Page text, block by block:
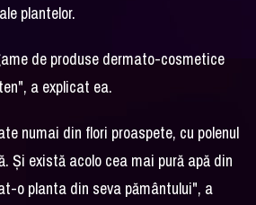
plantelor.
de produse dermato-cosmetice
a explicat ea.
numai din flori proaspete, cu polenul
Și există acolo cea mai pură apă din
o planta din seva pământului", a